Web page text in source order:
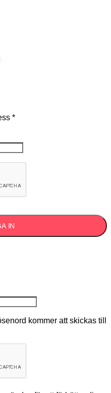
*
IN
kommer att skickas till